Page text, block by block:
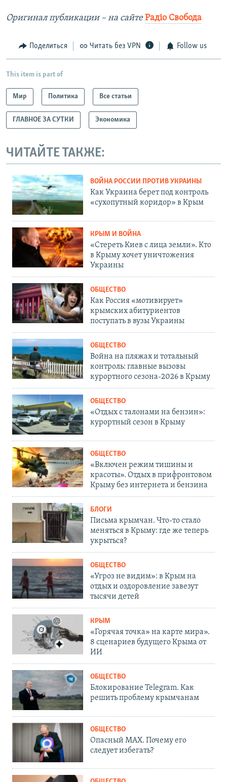
Оригинал публикации – на сайте Радіо Свобода
Поделиться Читать без VPN Follow us
This item is part of
Мир Политика Все статьи
ГЛАВНОЕ ЗА СУТКИ Экономика
ЧИТАЙТЕ ТАКЖЕ:
ВОЙНА РОССИИ ПРОТИВ УКРАИНЫ
Как Украина берет под контроль
«сухопутный коридор» в Крым
КРЫМ И ВОЙНА
«Стереть Киев с лица земли». Кто
в Крыму хочет уничтожения
Украины
ОБЩЕСТВО
Как Россия «мотивирует»
крымских абитуриентов
поступать в вузы Украины
ОБЩЕСТВО
Война на пляжах и тотальный
контроль: главные вызовы
курортного сезона-2026 в Крыму
ОБЩЕСТВО
«Отдых с талонами на бензин»:
курортный сезон в Крыму
ОБЩЕСТВО
«Включен режим тишины и
красоты». Отдых в прифронтовом
Крыму без интернета и бензина
БЛОГИ
Письма крымчан. Что-то стало
меняться в Крыму: где же теперь
укрыться?
ОБЩЕСТВО
«Угроз не видим»: в Крым на
отдых и оздоровление завезут
тысячи детей
КРЫМ
«Горячая точка» на карте мира».
8 сценариев будущего Крыма от
ИИ
ОБЩЕСТВО
Блокирование Telegram. Как
решить проблему крымчанам
ОБЩЕСТВО
Опасный MAX. Почему его
следует избегать?